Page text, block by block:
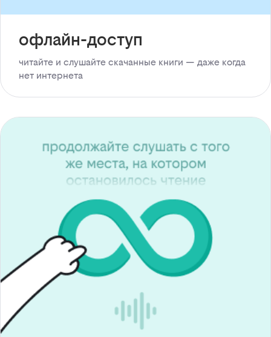
офлайн-доступ
читайте и слушайте скачанные книги — даже когда
нет интернета